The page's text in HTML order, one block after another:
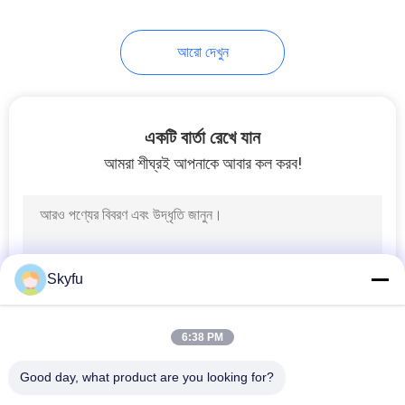
PTC Thermistor
PPTC Thermistor
আরো দেখুন
একটি বার্তা রেখে যান
আমরা শীঘ্রই আপনাকে আবার কল করব!
Skyfu
6:38 PM
Good day, what product are you looking for?